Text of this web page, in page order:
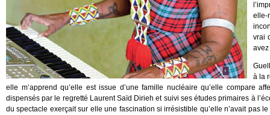
vrai
à la
elle m’apprend qu’elle est issue d’une famille nucléaire qu’elle compare
dispensés par le regretté Laurent Saïd Dirieh et suivi ses études primaires à
du spectacle exerçait sur elle une fascination si irrésistible qu’elle n’avait pas